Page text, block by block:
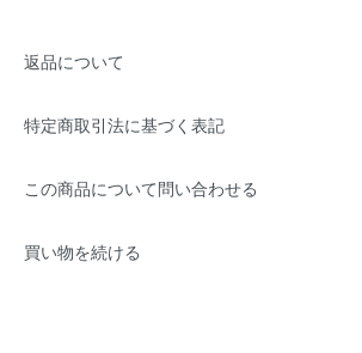
返品について
特定商取引法に基づく表記
この商品について問い合わせる
買い物を続ける